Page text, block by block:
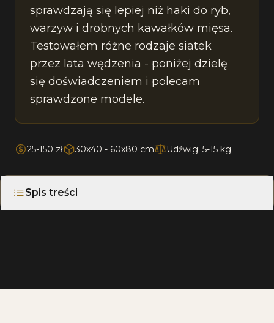
sprawdzają się lepiej niż haki do ryb,
warzyw i drobnych kawałków mięsa.
Testowałem różne rodzaje siatek
przez lata wędzenia - poniżej dzielę
się doświadczeniem i polecam
sprawdzone modele.
25-150 zł 30x40 - 60x80 cm Udźwig: 5-15 kg
Spis treści